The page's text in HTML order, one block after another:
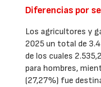
Diferencias por
Los agricultores y
2025 un total de
de los cuales
para hombres,
(27,27%) fue